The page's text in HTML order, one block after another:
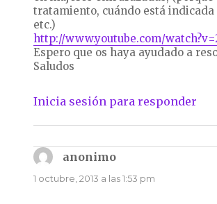
tratamiento, cuándo está
etc.)
http://www.youtube.com/
Espero que os haya ayudado a
Saludos
Inicia sesión para responder
anonimodice:
1 octubre, 2013 a las 1:53 pm